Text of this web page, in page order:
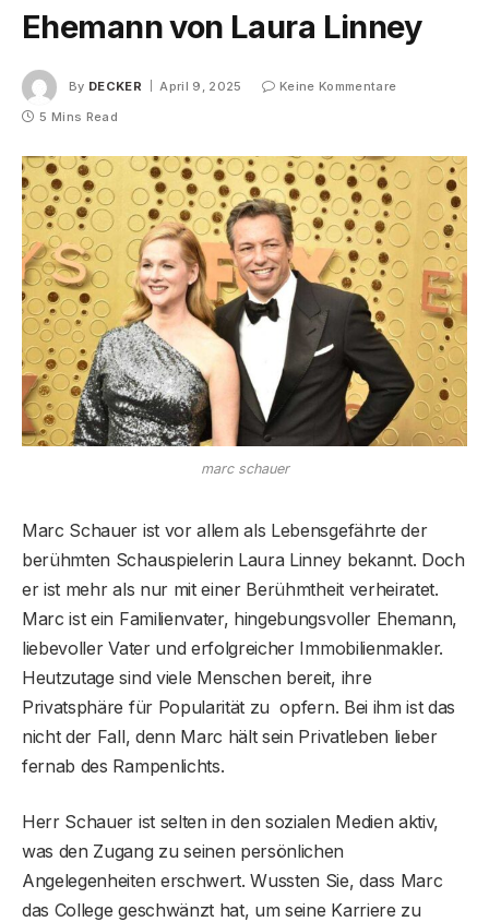
Ehemann von Laura Linney
By DECKER April 9, 2025
Keine Kommentare
5 Mins Read
marc schauer
Marc Schauer ist vor allem als Lebensgefährte der
berühmten Schauspielerin Laura Linney bekannt. Doch
er ist mehr als nur mit einer Berühmtheit verheiratet.
Marc ist ein Familienvater, hingebungsvoller Ehemann,
liebevoller Vater und erfolgreicher Immobilienmakler.
Heutzutage sind viele Menschen bereit, ihre
Privatsphäre für Popularität zu opfern. Bei ihm ist das
nicht der Fall, denn Marc hält sein Privatleben lieber
fernab des Rampenlichts.
Herr Schauer ist selten in den sozialen Medien aktiv,
was den Zugang zu seinen persönlichen
Angelegenheiten erschwert. Wussten Sie, dass Marc
das College geschwänzt hat, um seine Karriere zu